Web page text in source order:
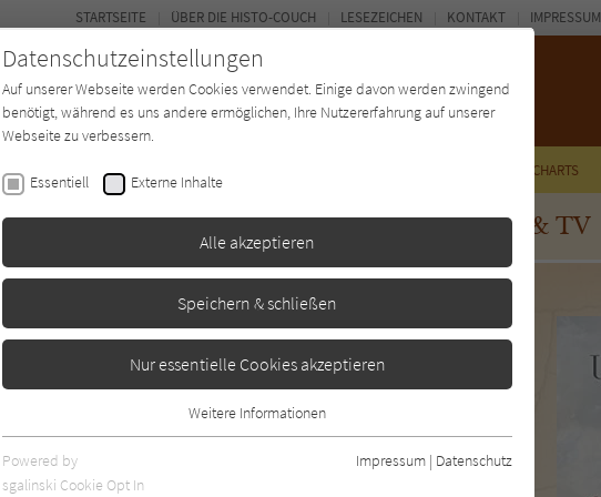
CHARTS
Buchtyp Autor*in Magazin Kino & TV
STARTSEITE ÜBER DIE HISTO-COUCH LESEZEICHEN KONTAKT IMPRESSUM
Datenschutzeinstellungen
Auf unserer Webseite werden Cookies verwendet. Einige davon werden zwingend
benötigt, während es uns andere ermöglichen, Ihre Nutzererfahrung auf unserer
Webseite zu verbessern.
Essentiell Externe Inhalte
Alle akzeptieren
Speichern & schließen
Nur essentielle Cookies akzeptieren
Essentielle Cookies werden für grundlegende Funktionen der Webseite
benötigt. Dadurch ist gewährleistet, dass die Webseite einwandfrei
Weitere Informationen
Powered by
sgalinski Cookie Opt In
Impressum | Datenschutz